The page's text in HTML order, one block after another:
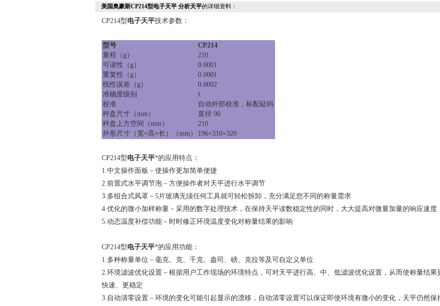
美国奥豪斯CP214型电子天平 分析天平的详细资料：
CP214型电子天平技术参数：
型号
CP214
量程（ g）
210
可读性（ g）
0.0001
重复性（ g）
0.0001
线性误差（ g）
0.0002
准确度级别
校准
自动外部校准，标配砝码
秤盘尺寸（mm） 直径 90
秤盘上方空间（mm）
210
外形尺寸（宽×高×长）（mm） 196×310×320
CP214型电子天平*的应用特点：
1.中文操作面板－使操作更加简单便捷
2.前置式水平调节泡－方便操作者对天平进行水平调节
3.多组合式风罩－5片玻璃无须任何工具就可轻松拆卸，充分满足您不同的称量需求
4.优化的微小加样称量－采用的数字处理技术，在保持天平读数稳定性的同时，大大提高对微量加量的响应速度
5.动态温度补偿功能－时时修正环境温度变化对称量结果的影响
CP214型电子天平*的应用功能：
1.多种称量单位－毫克、克、千克、盎司、磅、克拉等及可自定义单位
2.环境滤波优化设置－根据用户工作现场的环境特点，可对天平进行高、中、低滤波优化设置，从而使称量结果
快速、更稳定
3.自动清零设置－环境的变化可能引起显示的漂移，自动清零设置可以保证即使环境有微小的变化，天平仍然保